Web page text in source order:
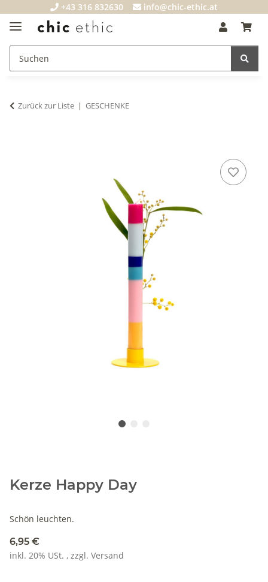
+43 316 832630 info@chic-ethic.at
Zurück zur Liste GESCHENKE
Kerze Happy Day
Schön leuchten.
6,95 €
inkl. 20% USt. , zzgl. Versand